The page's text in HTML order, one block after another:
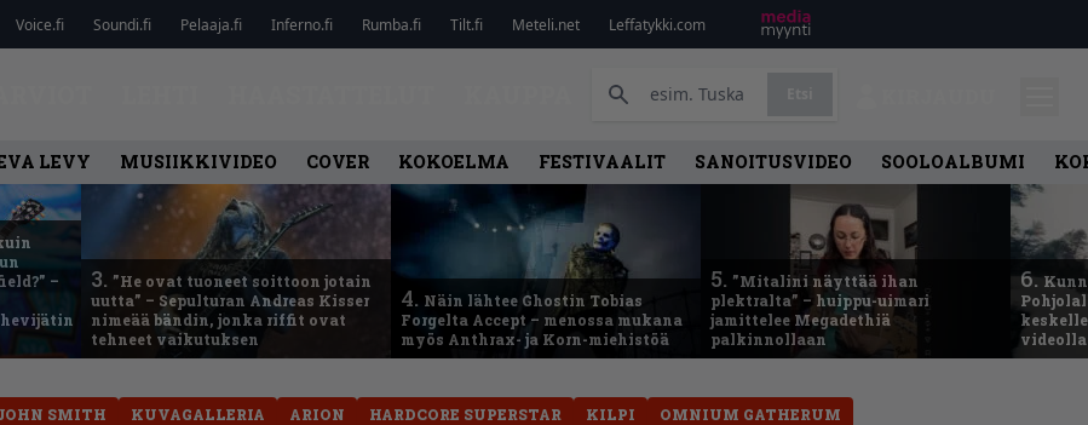
Voice.fi Soundi.fi Pelaaja.fi Inferno.fi Rumba.fi Tilt.fi Meteli.net Leffatykki.com
LEVY MUSIIKKIVIDEO COVER KOKOELMA FESTIVAALIT SANOITUSVIDEO SOOLOALBUMI
–
3. ”He ovat tuoneet soittoon jotain
uutta” – Sepulturan Andreas Kisser
nimeää bändin, jonka riffit ovat
tehneet vaikutuksen
4. Näin lähtee Ghostin Tobias
Forgelta Accept – menossa mukana
myös Anthrax- ja Korn-miehistöä
5. ”Mitalini näyttää ihan
plektralta” – huippu-uimari
jamittelee Megadethiä
palkinnollaan
6.
SMITH KUVAGALLERIA ARION HARDCORE SUPERSTAR KILPI
OMNIUM GATHERUM